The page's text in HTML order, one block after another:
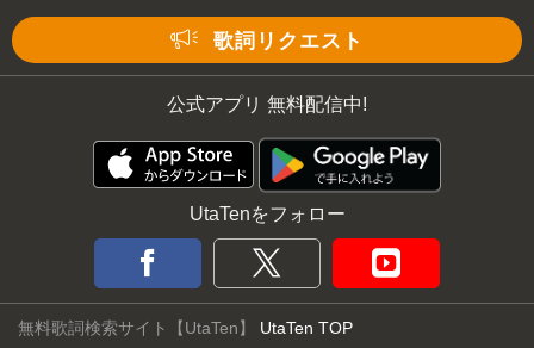
歌詞リクエスト
公式アプリ 無料配信中!
UtaTenをフォロー
無料歌詞検索サイト【UtaTen】 UtaTen TOP